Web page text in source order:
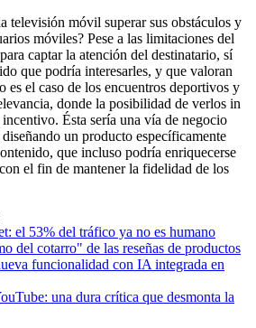
televisión móvil superar sus obstáculos y
móviles? Pese a las limitaciones del
captar la atención del destinatario, sí
que podría interesarles, y que valoran
es el caso de los encuentros deportivos y
donde la posibilidad de verlos in
Ésta sería una vía de negocio
un producto específicamente
que incluso podría enriquecerse
el fin de mantener la fidelidad de los
el 53% del tráfico ya no es humano
del cotarro" de las reseñas de productos
funcionalidad con IA integrada en
una dura crítica que desmonta la